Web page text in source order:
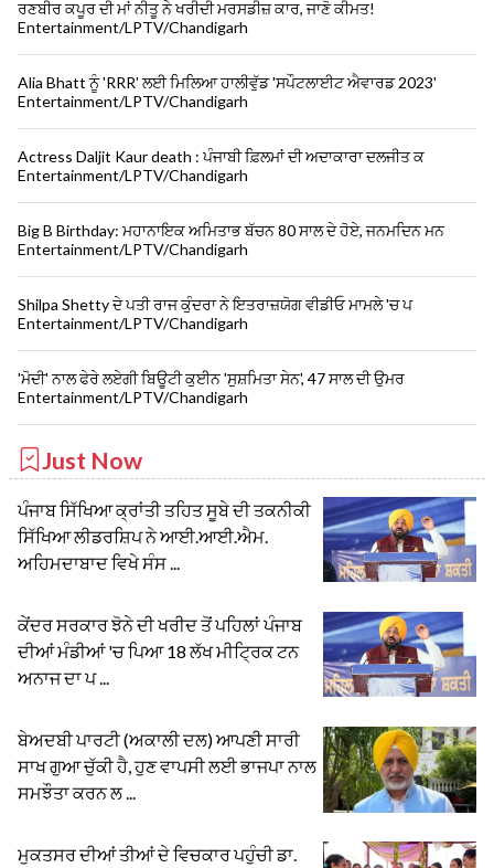
ਰਣਬੀਰ ਕਪੂਰ ਦੀ ਮਾਂ ਨੀਤੂ ਨੇ ਖਰੀਦੀ ਮਰਸਡੀਜ਼ ਕਾਰ, ਜਾਣੋ ਕੀਮਤ!
Entertainment/LPTV/Chandigarh
Alia Bhatt ਨੂੰ 'RRR' ਲਈ ਮਿਲਿਆ ਹਾਲੀਵੁੱਡ 'ਸਪੌਟਲਾਈਟ ਐਵਾਰਡ 2023'
Entertainment/LPTV/Chandigarh
Actress Daljit Kaur death : ਪੰਜਾਬੀ ਫ਼ਿਲਮਾਂ ਦੀ ਅਦਾਕਾਰਾ ਦਲਜੀਤ ਕ
Entertainment/LPTV/Chandigarh
Big B Birthday: ਮਹਾਨਾਇਕ ਅਮਿਤਾਭ ਬੱਚਨ 80 ਸਾਲ ਦੇ ਹੋਏ, ਜਨਮਦਿਨ ਮਨ
Entertainment/LPTV/Chandigarh
Shilpa Shetty ਦੇ ਪਤੀ ਰਾਜ ਕੁੰਦਰਾ ਨੇ ਇਤਰਾਜ਼ਯੋਗ ਵੀਡੀਓ ਮਾਮਲੇ 'ਚ ਪ
Entertainment/LPTV/Chandigarh
'ਮੋਦੀ' ਨਾਲ ਫੇਰੇ ਲਏਗੀ ਬਿਊਟੀ ਕੁਈਨ 'ਸੁਸ਼ਮਿਤਾ ਸੇਨ', 47 ਸਾਲ ਦੀ ਉਮਰ
Entertainment/LPTV/Chandigarh
Just Now
ਪੰਜਾਬ ਸਿੱਖਿਆ ਕ੍ਰਾਂਤੀ ਤਹਿਤ ਸੂਬੇ ਦੀ ਤਕਨੀਕੀ
ਸਿੱਖਿਆ ਲੀਡਰਸ਼ਿਪ ਨੇ ਆਈ.ਆਈ.ਐਮ.
ਅਹਿਮਦਾਬਾਦ ਵਿਖੇ ਸੰਸ ...
ਕੇਂਦਰ ਸਰਕਾਰ ਝੋਨੇ ਦੀ ਖਰੀਦ ਤੋਂ ਪਹਿਲਾਂ ਪੰਜਾਬ
ਦੀਆਂ ਮੰਡੀਆਂ 'ਚ ਪਿਆ 18 ਲੱਖ ਮੀਟ੍ਰਿਕ ਟਨ
ਅਨਾਜ ਦਾ ਪ ...
ਬੇਅਦਬੀ ਪਾਰਟੀ (ਅਕਾਲੀ ਦਲ) ਆਪਣੀ ਸਾਰੀ
ਸਾਖ ਗੁਆ ਚੁੱਕੀ ਹੈ, ਹੁਣ ਵਾਪਸੀ ਲਈ ਭਾਜਪਾ ਨਾਲ
ਸਮਝੌਤਾ ਕਰਨ ਲ ...
ਮੁਕਤਸਰ ਦੀਆਂ ਤੀਆਂ ਦੇ ਵਿਚਕਾਰ ਪਹੁੰਚੀ ਡਾ.